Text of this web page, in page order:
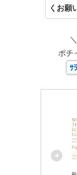
くお願
ポチ